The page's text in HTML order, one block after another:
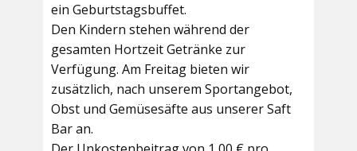
ein Geburtstagsbuffet.
Den Kindern stehen während der
gesamten Hortzeit Getränke zur
Verfügung. Am Freitag bieten wir
zusätzlich, nach unserem Sportangebot,
Obst und Gemüsesäfte aus unserer Saft
Bar an.